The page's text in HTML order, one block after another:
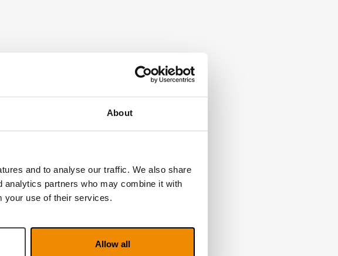
About
and to analyse our traffic. We also share
analytics partners who may combine it with
your use of their services.
Allow all